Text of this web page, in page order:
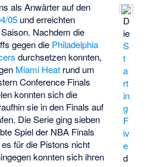
D
ie
S
t
a
rt
in
g
F
iv
e
d
als Anwärter auf den
05 und erreichten
Nachdem die
gegen die Philadelphia
durchsetzen konnten,
Miami Heat rund um
Conference Finals
konnten sich die
sie in den Finals auf
Die Serie ging sieben
Spiel der NBA Finals
für die Pistons nicht
konnten sich ihren